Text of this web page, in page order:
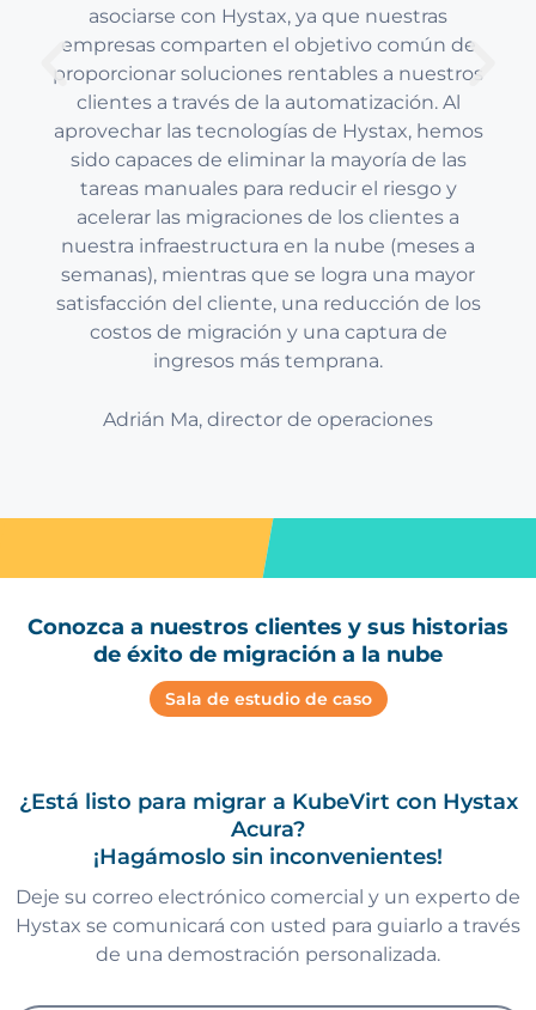
asociarse con Hystax, ya que nuestras
empresas comparten el objetivo común de
proporcionar soluciones rentables a nuestros
clientes a través de la automatización. Al
aprovechar las tecnologías de Hystax, hemos
sido capaces de eliminar la mayoría de las
tareas manuales para reducir el riesgo y
acelerar las migraciones de los clientes a
nuestra infraestructura en la nube (meses a
semanas), mientras que se logra una mayor
satisfacción del cliente, una reducción de los
costos de migración y una captura de
ingresos más temprana.
Adrián Ma, director de operaciones
Conozca a nuestros clientes y sus historias
de éxito de migración a la nube
Sala de estudio de caso
¿Está listo para migrar a KubeVirt con Hystax
Acura?
¡Hagámoslo sin inconvenientes!
Deje su correo electrónico comercial y un experto de
Hystax se comunicará con usted para guiarlo a través
de una demostración personalizada.